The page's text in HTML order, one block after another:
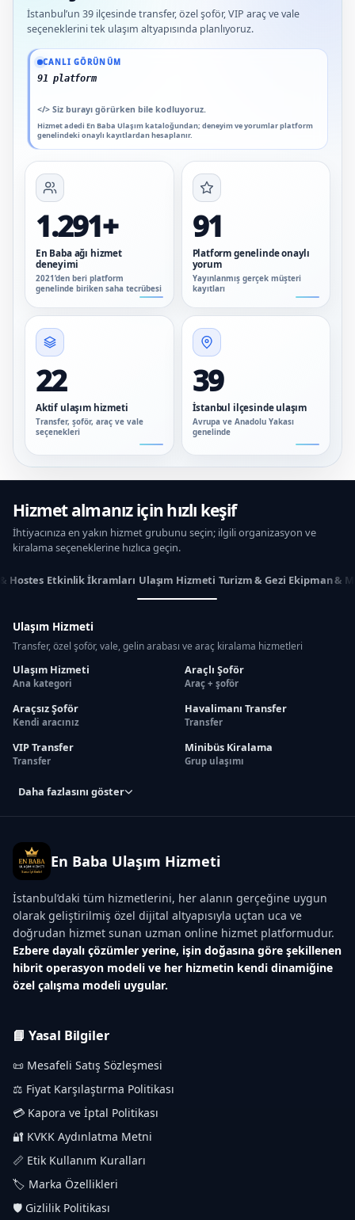
İstanbul’un 39 ilçesinde transfer, özel şoför, VIP araç ve vale
seçeneklerini tek ulaşım altyapısında planlıyoruz.
CANLI GÖRÜNÜM
91 platform genelinde onaylı yo
</> Siz burayı görürken bile kodluyoruz.
Hizmet adedi En Baba Ulaşım kataloğundan; deneyim ve yorumlar platform
genelindeki onaylı kayıtlardan hesaplanır.
Güncel veriler: 1.291+ En Baba ağı hizmet deneyimi; 91 platform genelinde
1.291+
En Baba ağı hizmet
deneyimi
2021’den beri platform
genelinde biriken saha tecrübesi
91
Platform genelinde onaylı
yorum
Yayınlanmış gerçek müşteri
kayıtları
22
Aktif ulaşım hizmeti
Transfer, şoför, araç ve vale
seçenekleri
39
İstanbul ilçesinde ulaşım
Avrupa ve Anadolu Yakası
genelinde
Hizmet almanız için hızlı keşif
İhtiyacınıza en yakın hizmet grubunu seçin; ilgili organizasyon ve
kiralama seçeneklerine hızlıca geçin.
Hostes Etkinlik İkramları Ulaşım Hizmeti Turizm & Gezi Ekipman &
Ulaşım Hizmeti
Transfer, özel şoför, vale, gelin arabası ve araç kiralama hizmetleri
Ulaşım Hizmeti
Ana kategori
Araçlı Şoför
Araç + şoför
Araçsız Şoför
Kendi aracınız
Havalimanı Transfer
Transfer
VIP Transfer
Transfer
Minibüs Kiralama
Grup ulaşımı
Daha fazlasını göster
En Baba Ulaşım Hizmeti
İstanbul’daki tüm hizmetlerini, her alanın gerçeğine uygun
olarak geliştirilmiş özel dijital altyapısıyla uçtan uca ve
doğrudan hizmet sunan uzman online hizmet platformudur.
Ezbere dayalı çözümler yerine, işin doğasına göre şekillenen
hibrit operasyon modeli ve her hizmetin kendi dinamiğine
özel çalışma modeli uygular.
📘 Yasal Bilgiler
📜 Mesafeli Satış Sözleşmesi
⚖️ Fiyat Karşılaştırma Politikası
💳 Kapora ve İptal Politikası
🔐 KVKK Aydınlatma Metni
📏 Etik Kullanım Kuralları
🏷️ Marka Özellikleri
🛡️ Gizlilik Politikası